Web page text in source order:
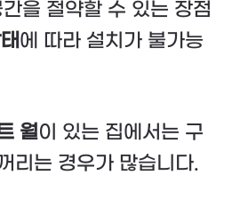
을 절약할 수 있는 장점
에 따라 설치가 불가능
월이 있는 집에서는 구
리는 경우가 많습니다.